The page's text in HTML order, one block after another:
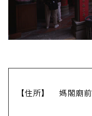
【住所】 媽閣廟